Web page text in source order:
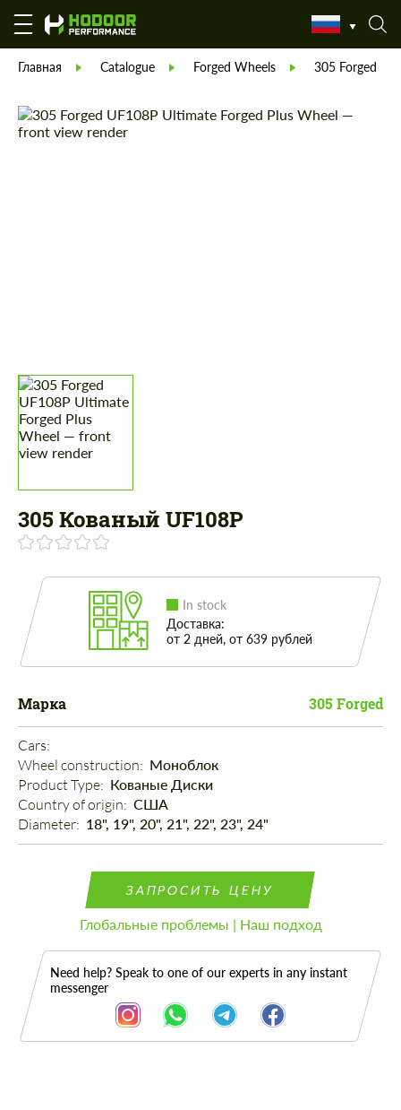
Главная Catalogue Forged Wheels 305 Forged
305 Кованый UF108P
In stock
Доставка:
от 2 дней, от 639 рублей
Марка 305 Forged
Cars:
Wheel construction: Моноблок
Product Type: Кованые Диски
Country of origin: США
Diameter: 18", 19", 20", 21", 22", 23", 24"
ЗАПРОСИТЬ ЦЕНУ
Глобальные проблемы | Наш подход
Need help? Speak to one of our experts in any instant
messenger